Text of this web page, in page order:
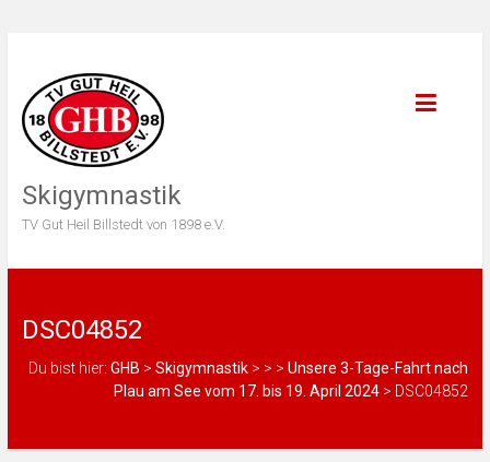
Skigymnastik
TV Gut Heil Billstedt von 1898 e.V.
DSC04852
Du bist hier: GHB >Skigymnastik > > >Unsere 3-Tage-Fahrt nach
Plau am See vom 17. bis 19. April 2024 > DSC04852